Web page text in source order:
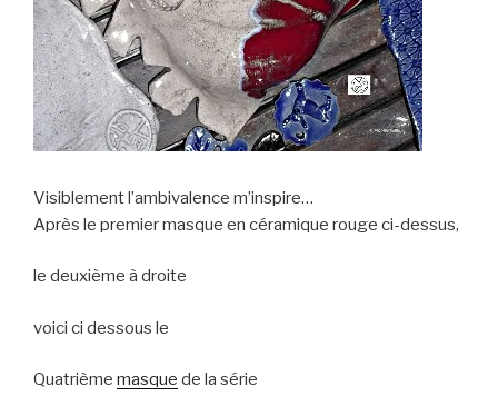
Visiblement l’ambivalence m’inspire…
Après le premier masque en céramique rouge ci-dessus,
le deuxième à droite
voici ci dessous le
Quatrième masque de la série